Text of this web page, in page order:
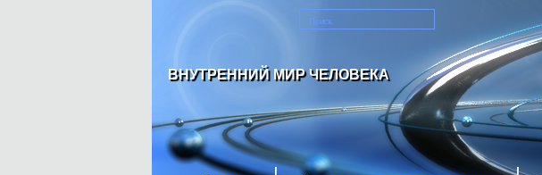
ВНУТРЕННИЙ МИР ЧЕЛОВЕКА